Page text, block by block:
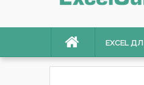
EXCEL